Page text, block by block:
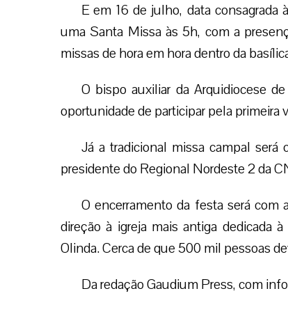
E em 16 de julho, data
uma Santa Missa às 5h, com a
missas de hora em hora dentro da
O bispo auxiliar da Arquidiocese
oportunidade de participar pela primeira
Já a tradicional missa campal
presidente do Regional Nordeste 2 da
O encerramento da festa será com
direção à igreja mais antiga dedicada
Olinda. Cerca de que 500 mil pessoas
Da redação Gaudium Press, com